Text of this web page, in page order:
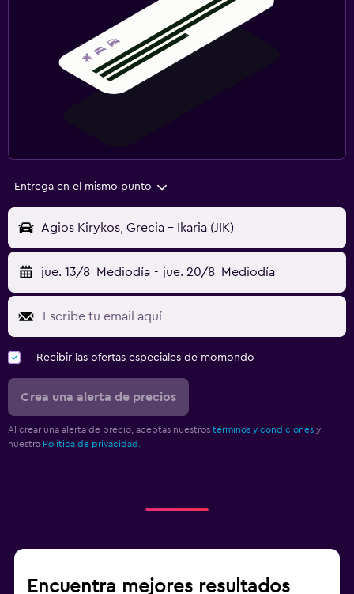
Entrega en el mismo punto
Agios Kirykos, Grecia - Ikaria (JIK)
jue. 13/8 Mediodía - jue. 20/8 Mediodía
Recibir las ofertas especiales de momondo
Crea una alerta de precios
Al crear una alerta de precio, aceptas nuestros términos y condiciones y
nuestra Política de privacidad.
Encuentra mejores resultados